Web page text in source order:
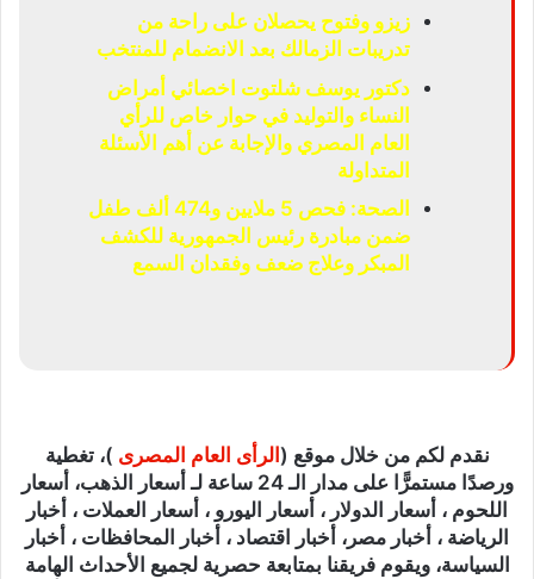
زيزو وفتوح يحصلان على راحة من
تدريبات الزمالك بعد الانضمام للمنتخب
دكتور يوسف شلتوت اخصائي أمراض
النساء والتوليد في حوار خاص للرأي
العام المصري والإجابة عن أهم الأسئلة
المتداولة
الصحة: فحص 5 ملايين و474 ألف طفل
ضمن مبادرة رئيس الجمهورية للكشف
المبكر وعلاج ضعف وفقدان السمع
نقدم لكم من خلال موقع ( الرأى العام المصرى )، تغطية
ورصدًا مستمرًّا على مدار الـ 24 ساعة لـ أسعار الذهب، أسعار
اللحوم ، أسعار الدولار ، أسعار اليورو ، أسعار العملات ، أخبار
الرياضة ، أخبار مصر، أخبار اقتصاد ، أخبار المحافظات ، أخبار
السياسة، ويقوم فريقنا بمتابعة حصرية لجميع الأحداث الهامة